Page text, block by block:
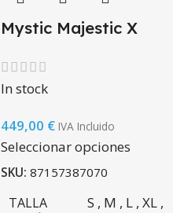
Mystic Majestic X
In stock
449,00 € IVA Incluido
Seleccionar opciones
SKU: 87157387070
TALLA
S , M , L , XL ,